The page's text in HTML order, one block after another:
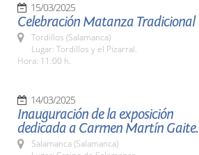
15/03/2025
Celebración Matanza Tradicional
Tordillos (Salamanca)
Lugar: Tordillos y el Pizarral.
Hora: 11:00 h.
14/03/2025
Inauguración de la exposición
dedicada a Carmen Martín Gaite.
Salamanca (Salamanca)